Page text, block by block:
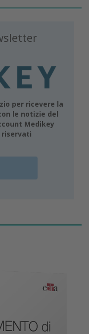
per ricevere la
le notizie del
Medikey